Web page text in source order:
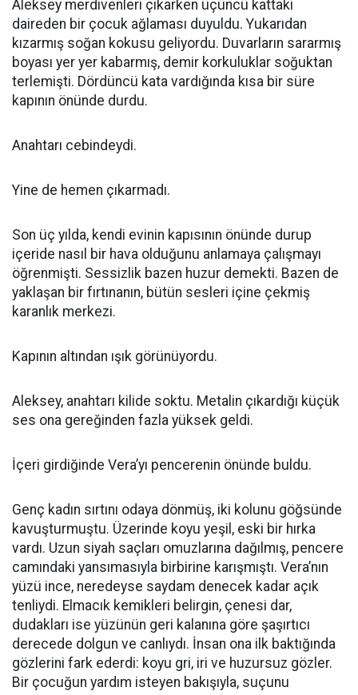
Aleksey merdivenleri çıkarken üçüncü kattaki
daireden bir çocuk ağlaması duyuldu. Yukarıdan
kızarmış soğan kokusu geliyordu. Duvarların sararmış
boyası yer yer kabarmış, demir korkuluklar soğuktan
terlemişti. Dördüncü kata vardığında kısa bir süre
kapının önünde durdu.
Anahtarı cebindeydi.
Yine de hemen çıkarmadı.
Son üç yılda, kendi evinin kapısının önünde durup
içeride nasıl bir hava olduğunu anlamaya çalışmayı
öğrenmişti. Sessizlik bazen huzur demekti. Bazen de
yaklaşan bir fırtınanın, bütün sesleri içine çekmiş
karanlık merkezi.
Kapının altından ışık görünüyordu.
Aleksey, anahtarı kilide soktu. Metalin çıkardığı küçük
ses ona gereğinden fazla yüksek geldi.
İçeri girdiğinde Vera’yı pencerenin önünde buldu.
Genç kadın sırtını odaya dönmüş, iki kolunu göğsünde
kavuşturmuştu. Üzerinde koyu yeşil, eski bir hırka
vardı. Uzun siyah saçları omuzlarına dağılmış, pencere
camındaki yansımasıyla birbirine karışmıştı. Vera’nın
yüzü ince, neredeyse saydam denecek kadar açık
tenliydi. Elmacık kemikleri belirgin, çenesi dar,
dudakları ise yüzünün geri kalanına göre şaşırtıcı
derecede dolgun ve canlıydı. İnsan ona ilk baktığında
gözlerini fark ederdi: koyu gri, iri ve huzursuz gözler.
Bir çocuğun yardım isteyen bakışıyla, suçunu